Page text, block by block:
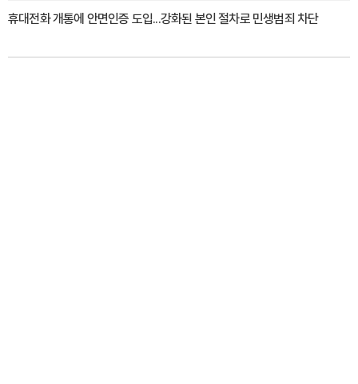
휴대전화 개통에 안면인증 도입...강화된 본인 절차로 민생범죄 차단